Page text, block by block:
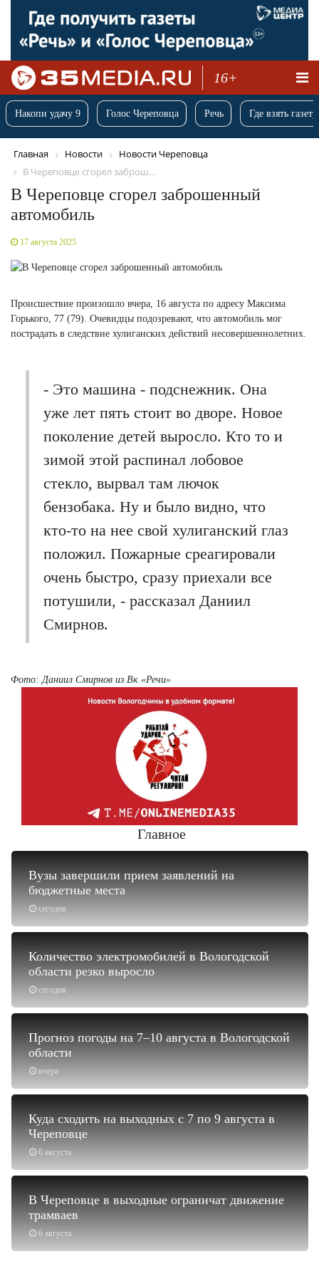
16+
Накопи удачу 9 Голос Череповца Речь Где взять
Главная Новости
Новости Череповца
В Череповце сгорел заброш...
В Череповце сгорел заброшенный
автомобиль
17 августа 2025
Происшествие произошло вчера, 16 августа по адресу Максима
Горького, 77 (79). Очевидцы подозревают, что автомобиль мог
пострадать в следствие хулиганских действий несовершеннолетних.
- Это машина - подснежник. Она
уже лет пять стоит во дворе. Новое
поколение детей выросло. Кто то и
зимой этой распинал лобовое
стекло, вырвал там лючок
бензобака. Ну и было видно, что
кто-то на нее свой хулиганский глаз
положил. Пожарные среагировали
очень быстро, сразу приехали все
потушили, - рассказал Даниил
Смирнов.
Фото: Даниил Смирнов из Вк «Речи»
Главное
сегодня
Вузы завершили прием заявлений на
бюджетные места
сегодня
Количество электромобилей в Вологодской
области резко выросло
вчера
Прогноз погоды на 7–10 августа в Вологодской
области
6 августа
Куда сходить на выходных с 7 по 9 августа в
Череповце
6 августа
В Череповце в выходные ограничат движение
трамваев